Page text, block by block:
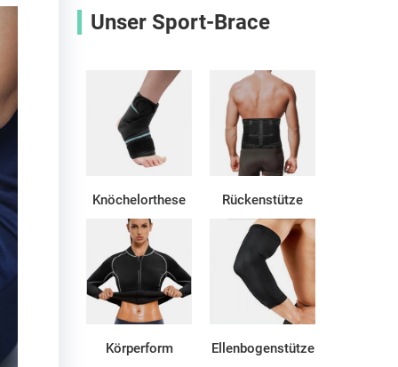
Unser Sport-Brace
Knöchelorthese Rückenstütze
Körperform Ellenbogenstütze